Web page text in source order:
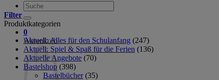
Suche
nach:
0
Warenkorb
Filter
Produktkategorien
Aktuell: Alles für den Schulanfang (247)
Aktuell: Spiel & Spaß für die Ferien (136)
Aktuelle Angebote (70)
Bastelshop (398)
Bastelbücher (35)